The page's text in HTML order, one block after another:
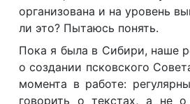
организована и на уровень
ли это? Пытаюсь понять.
Пока я была в Сибири, наше
о создании псковского
момента в работе:
говорить о текстах, а не